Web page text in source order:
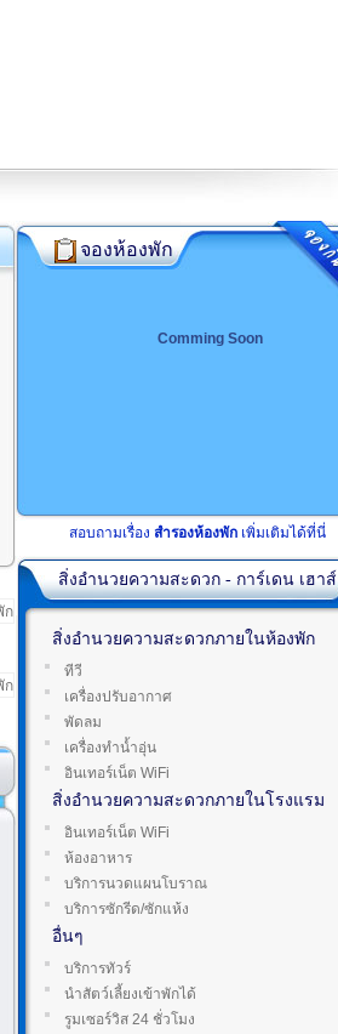
จองห้องพัก
Comming Soon
สอบถามเรื่อง สำรองห้องพัก เพิ่มเติมได้ที่นี่
สิ่งอำนวยความสะดวก - การ์เดน เฮาส์
สิ่งอำนวยความสะดวกภายในห้องพัก
ทีวี
เครื่องปรับอากาศ
พัดลม
เครื่องทำน้ำอุ่น
อินเทอร์เน็ต WiFi
สิ่งอำนวยความสะดวกภายในโรงแรม
อินเทอร์เน็ต WiFi
ห้องอาหาร
บริการนวดแผนโบราณ
บริการซักรีด/ซักแห้ง
อื่นๆ
บริการทัวร์
นำสัตว์เลี้ยงเข้าพักได้
รูมเซอร์วิส 24 ชั่วโมง